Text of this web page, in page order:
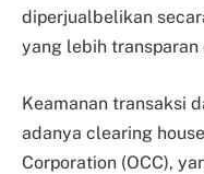
diperjualbelikan
yang lebih
Keamanan transaksi
adanya clearing
Corporation (OCC),